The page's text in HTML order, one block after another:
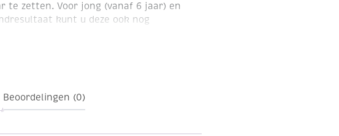
te zetten. Voor jong (vanaf 6 jaar) en
kunt u deze ook nog
Beoordelingen (0)